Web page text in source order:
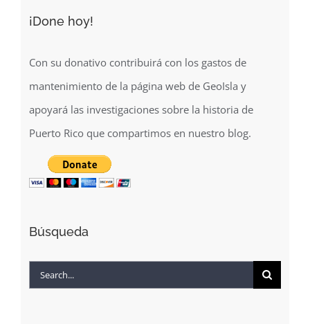
¡Done hoy!
Con su donativo contribuirá con los gastos de
mantenimiento de la página web de GeoIsla y
apoyará las investigaciones sobre la historia de
Puerto Rico que compartimos en nuestro blog.
Búsqueda
Search